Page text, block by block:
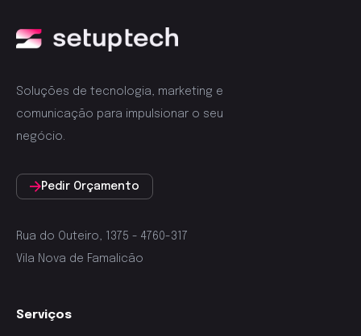
Soluções de tecnologia, marketing e
comunicação para impulsionar o seu
negócio.
Pedir Orçamento
Rua do Outeiro, 1375 - 4760-317
Vila Nova de Famalicão
Serviços